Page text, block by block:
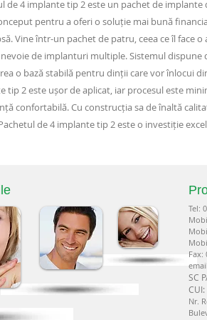
de 4 implante tip 2 este un pachet de
pentru a oferi o soluție mai bună
Vine într-un pachet de patru, ceea ce îl face
de implanturi multiple. Sistemul dispune
o bază stabilă pentru dinții care vor înlocui
tip 2 este ușor de aplicat, iar procesul este
confortabilă. Cu construcția sa de înaltă
de 4 implante tip 2 este o investiție
Tel:
Fax:
SC
Nr.